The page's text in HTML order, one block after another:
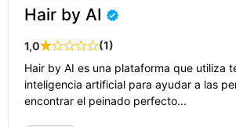
Hair by AI
1,0 (1)
Hair by AI es una plataforma que utiliza
inteligencia artificial para ayudar a las
encontrar el peinado perfecto...